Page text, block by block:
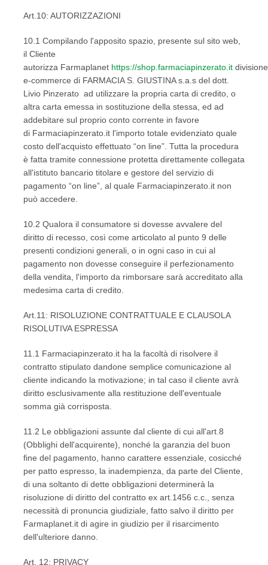
Art.10: AUTORIZZAZIONI
10.1 Compilando l'apposito spazio, presente sul sito web,
il Cliente
autorizza Farmaplanet https://shop.farmaciapinzerato.it divisione
e-commerce di FARMACIA S. GIUSTINA s.a.s del dott.
Livio Pinzerato ad utilizzare la propria carta di credito, o
altra carta emessa in sostituzione della stessa, ed ad
addebitare sul proprio conto corrente in favore
di Farmaciapinzerato.it l'importo totale evidenziato quale
costo dell'acquisto effettuato “on line”. Tutta la procedura
è fatta tramite connessione protetta direttamente collegata
all'istituto bancario titolare e gestore del servizio di
pagamento “on line”, al quale Farmaciapinzerato.it non
può accedere.
10.2 Qualora il consumatore si dovesse avvalere del
diritto di recesso, così come articolato al punto 9 delle
presenti condizioni generali, o in ogni caso in cui al
pagamento non dovesse conseguire il perfezionamento
della vendita, l'importo da rimborsare sarà accreditato alla
medesima carta di credito.
Art.11: RISOLUZIONE CONTRATTUALE E CLAUSOLA
RISOLUTIVA ESPRESSA
11.1 Farmaciapinzerato.it ha la facoltà di risolvere il
contratto stipulato dandone semplice comunicazione al
cliente indicando la motivazione; in tal caso il cliente avrà
diritto esclusivamente alla restituzione dell'eventuale
somma già corrisposta.
11.2 Le obbligazioni assunte dal cliente di cui all'art.8
(Obblighi dell'acquirente), nonché la garanzia del buon
fine del pagamento, hanno carattere essenziale, cosicché
per patto espresso, la inadempienza, da parte del Cliente,
di una soltanto di dette obbligazioni determinerà la
risoluzione di diritto del contratto ex art.1456 c.c., senza
necessità di pronuncia giudiziale, fatto salvo il diritto per
Farmaplanet.it di agire in giudizio per il risarcimento
dell'ulteriore danno.
Art. 12: PRIVACY